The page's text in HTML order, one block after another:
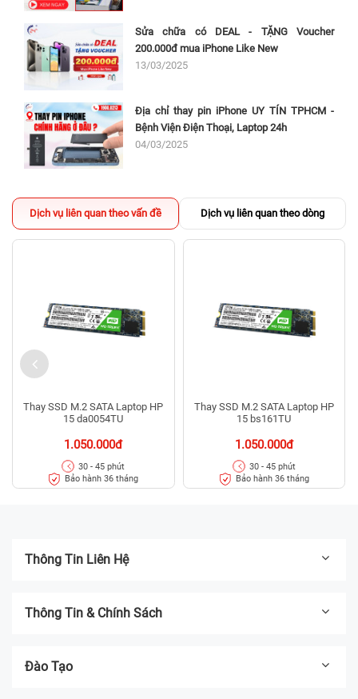
Sửa chữa có DEAL - TẶNG Voucher
200.000đ mua iPhone Like New
13/03/2025
Địa chỉ thay pin iPhone UY TÍN TPHCM -
Bệnh Viện Điện Thoại, Laptop 24h
04/03/2025
Dịch vụ liên quan theo vấn đề Dịch vụ liên quan theo dòng
Thay SSD M.2 SATA Laptop HP
15 da0054TU
1.050.000đ
30 - 45 phút
Bảo hành 36 tháng
Thay SSD M.2 SATA Laptop HP
15 bs161TU
1.050.000đ
30 - 45 phút
Bảo hành 36 tháng
Thông Tin Liên Hệ
Thông Tin & Chính Sách
Đào Tạo